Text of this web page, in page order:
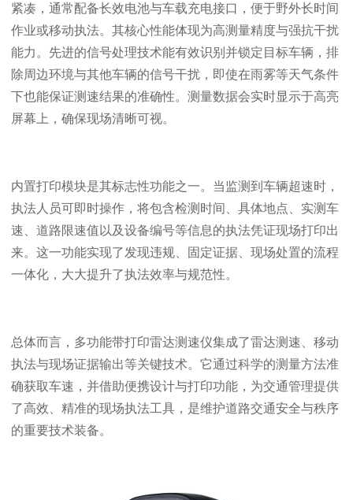
紧凑，通常配备长效电池与车载充电接口，便于野外长时间
作业或移动执法。其核心性能体现为高测量精度与强抗干扰
能力。先进的信号处理技术能有效识别并锁定目标车辆，排
除周边环境与其他车辆的信号干扰，即使在雨雾等天气条件
下也能保证测速结果的准确性。测量数据会实时显示于高亮
屏幕上，确保现场清晰可视。
内置打印模块是其标志性功能之一。当监测到车辆超速时，
执法人员可即时操作，将包含检测时间、具体地点、实测车
速、道路限速值以及设备编号等信息的执法凭证现场打印出
来。这一功能实现了发现违规、固定证据、现场处置的流程
一体化，大大提升了执法效率与规范性。
总体而言，多功能带打印雷达测速仪集成了雷达测速、移动
执法与现场证据输出等关键技术。它通过科学的测量方法准
确获取车速，并借助便携设计与打印功能，为交通管理提供
了高效、精准的现场执法工具，是维护道路交通安全与秩序
的重要技术装备。